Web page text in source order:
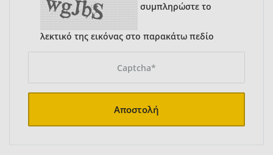
συμπληρώστε το
λεκτικό της εικόνας στο παρακάτω πεδίο
Αποστολή